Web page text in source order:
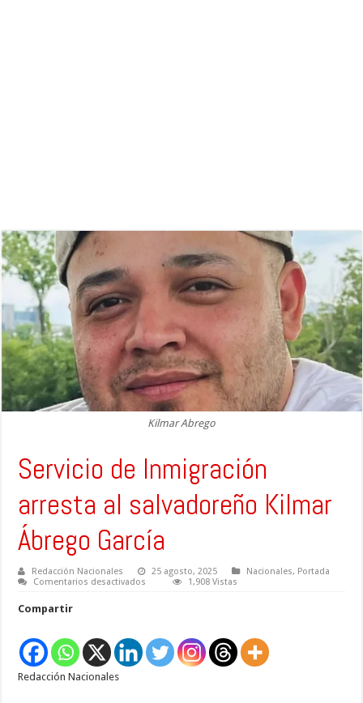
Kilmar Abrego
Servicio de Inmigración
arresta al salvadoreño Kilmar
Ábrego García
Redacción Nacionales 25 agosto, 2025 Nacionales, Portada
Comentarios desactivados
salvadoreño
Kilmar
Ábrego
1,908 Vistas
Compartir
Redacción Nacionales